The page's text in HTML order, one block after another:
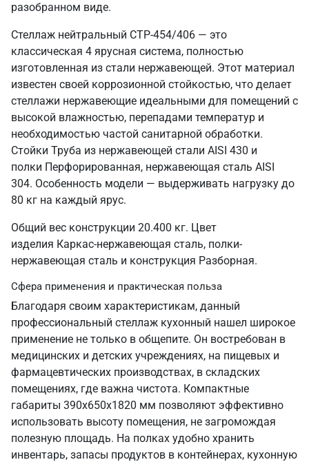
разобранном виде.
Стеллаж нейтральный СТР-454/406 — это
классическая 4 ярусная система, полностью
изготовленная из стали нержавеющей. Этот материал
известен своей коррозионной стойкостью, что делает
стеллажи нержавеющие идеальными для помещений с
высокой влажностью, перепадами температур и
необходимостью частой санитарной обработки.
Стойки Труба из нержавеющей стали AISI 430 и
полки Перфорированная, нержавеющая сталь AISI
304. Особенность модели — выдерживать нагрузку до
80 кг на каждый ярус.
Общий вес конструкции 20.400 кг. Цвет
изделия Каркас-нержавеющая сталь, полки-
нержавеющая сталь и конструкция Разборная.
Сфера применения и практическая польза
Благодаря своим характеристикам, данный
профессиональный стеллаж кухонный нашел широкое
применение не только в общепите. Он востребован в
медицинских и детских учреждениях, на пищевых и
фармацевтических производствах, в складских
помещениях, где важна чистота. Компактные
габариты 390х650х1820 мм позволяют эффективно
использовать высоту помещения, не загромождая
полезную площадь. На полках удобно хранить
инвентарь, запасы продуктов в контейнерах, кухонную